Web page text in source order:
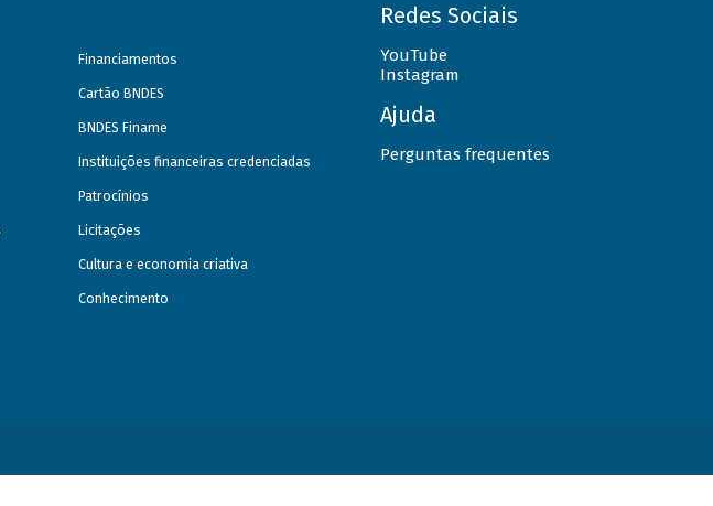
Financiamentos
Cartão BNDES
BNDES Finame
Instituições financeiras credenciadas
Patrocínios
Licitações
Cultura e economia criativa
Conhecimento
Redes Sociais
YouTube
Instagram
Ajuda
Perguntas frequentes